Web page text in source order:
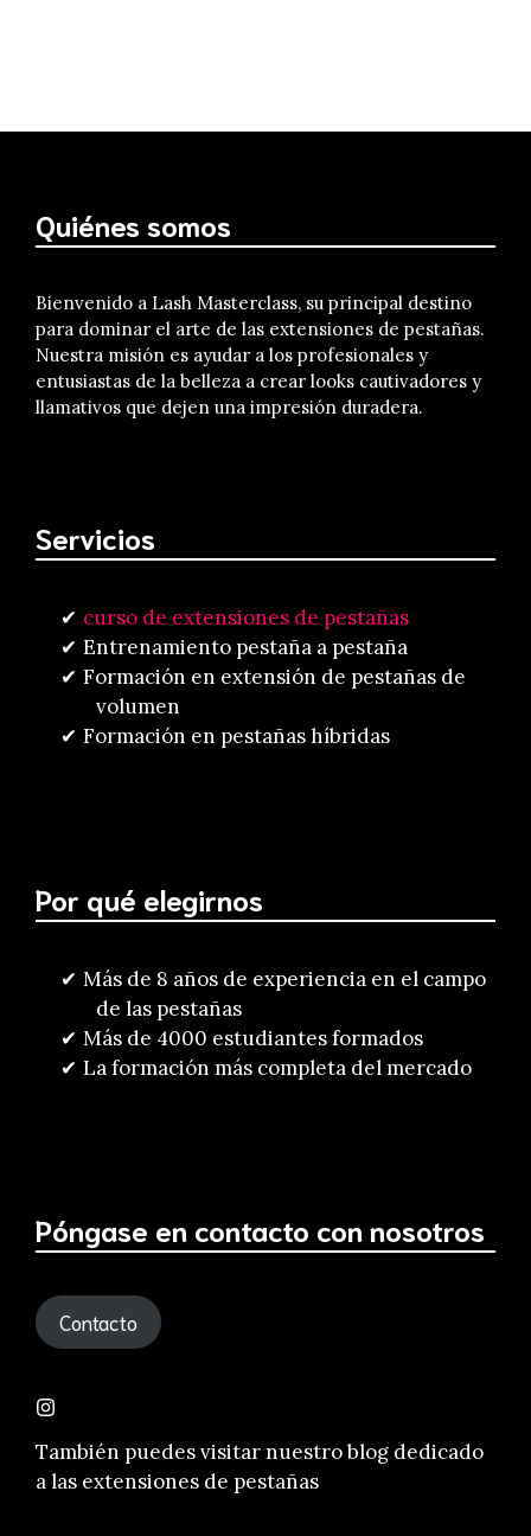
Quiénes somos
Bienvenido a Lash Masterclass, su principal destino
para dominar el arte de las extensiones de pestañas.
Nuestra misión es ayudar a los profesionales y
entusiastas de la belleza a crear looks cautivadores y
llamativos que dejen una impresión duradera.
Servicios
curso de extensiones de pestañas
Entrenamiento pestaña a pestaña
Formación en extensión de pestañas de
volumen
Formación en pestañas híbridas
Por qué elegirnos
Más de 8 años de experiencia en el campo
de las pestañas
Más de 4000 estudiantes formados
La formación más completa del mercado
Póngase en contacto con nosotros
Contacto
También puedes visitar nuestroblog dedicado
a las extensiones de pestañas